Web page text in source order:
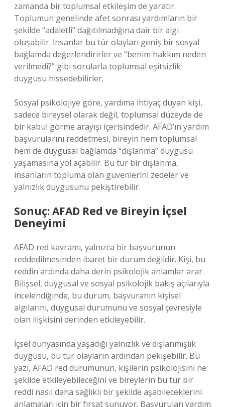
zamanda bir toplumsal etkileşim de yaratır.
Toplumun genelinde afet sonrası yardımların bir
şekilde “adaletli” dağıtılmadığına dair bir algı
oluşabilir. İnsanlar bu tür olayları geniş bir sosyal
bağlamda değerlendirirler ve “benim hakkım neden
verilmedi?” gibi sorularla toplumsal eşitsizlik
duygusu hissedebilirler.
Sosyal psikolojiye göre, yardıma ihtiyaç duyan kişi,
sadece bireysel olarak değil, toplumsal düzeyde de
bir kabul görme arayışı içerisindedir. AFAD’ın yardım
başvurularını reddetmesi, bireyin hem toplumsal
hem de duygusal bağlamda “dışlanma” duygusu
yaşamasına yol açabilir. Bu tür bir dışlanma,
insanların topluma olan güvenlerini zedeler ve
yalnızlık duygusunu pekiştirebilir.
Sonuç: AFAD Red ve Bireyin İçsel
Deneyimi
AFAD red kavramı, yalnızca bir başvurunun
reddedilmesinden ibaret bir durum değildir. Kişi, bu
reddin ardında daha derin psikolojik anlamlar arar.
Bilişsel, duygusal ve sosyal psikolojik bakış açılarıyla
incelendiğinde, bu durum, başvuranın kişisel
algılarını, duygusal durumunu ve sosyal çevresiyle
olan ilişkisini derinden etkileyebilir.
İçsel dünyasında yaşadığı yalnızlık ve dışlanmışlık
duygusu, bu tür olayların ardından pekişebilir. Bu
yazı, AFAD red durumunun, kişilerin psikolojisini ne
şekilde etkileyebileceğini ve bireylerin bu tür bir
reddi nasıl daha sağlıklı bir şekilde aşabileceklerini
anlamaları için bir fırsat sunuyor. Başvurulan yardım